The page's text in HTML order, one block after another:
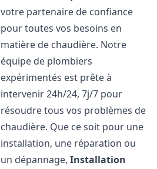
votre partenaire de confiance
pour toutes vos besoins en
matière de chaudière. Notre
équipe de plombiers
expérimentés est prête à
intervenir 24h/24, 7j/7 pour
résoudre tous vos problèmes de
chaudière. Que ce soit pour une
installation, une réparation ou
un dépannage,Installation